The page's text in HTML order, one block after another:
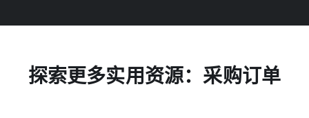
探索更多实用资源：采购订单